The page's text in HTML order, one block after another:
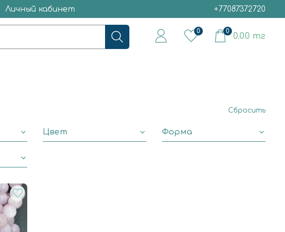
Личный кабинет +77087372720
0 0 0.00 тг
Сбросить
Цвет Форма